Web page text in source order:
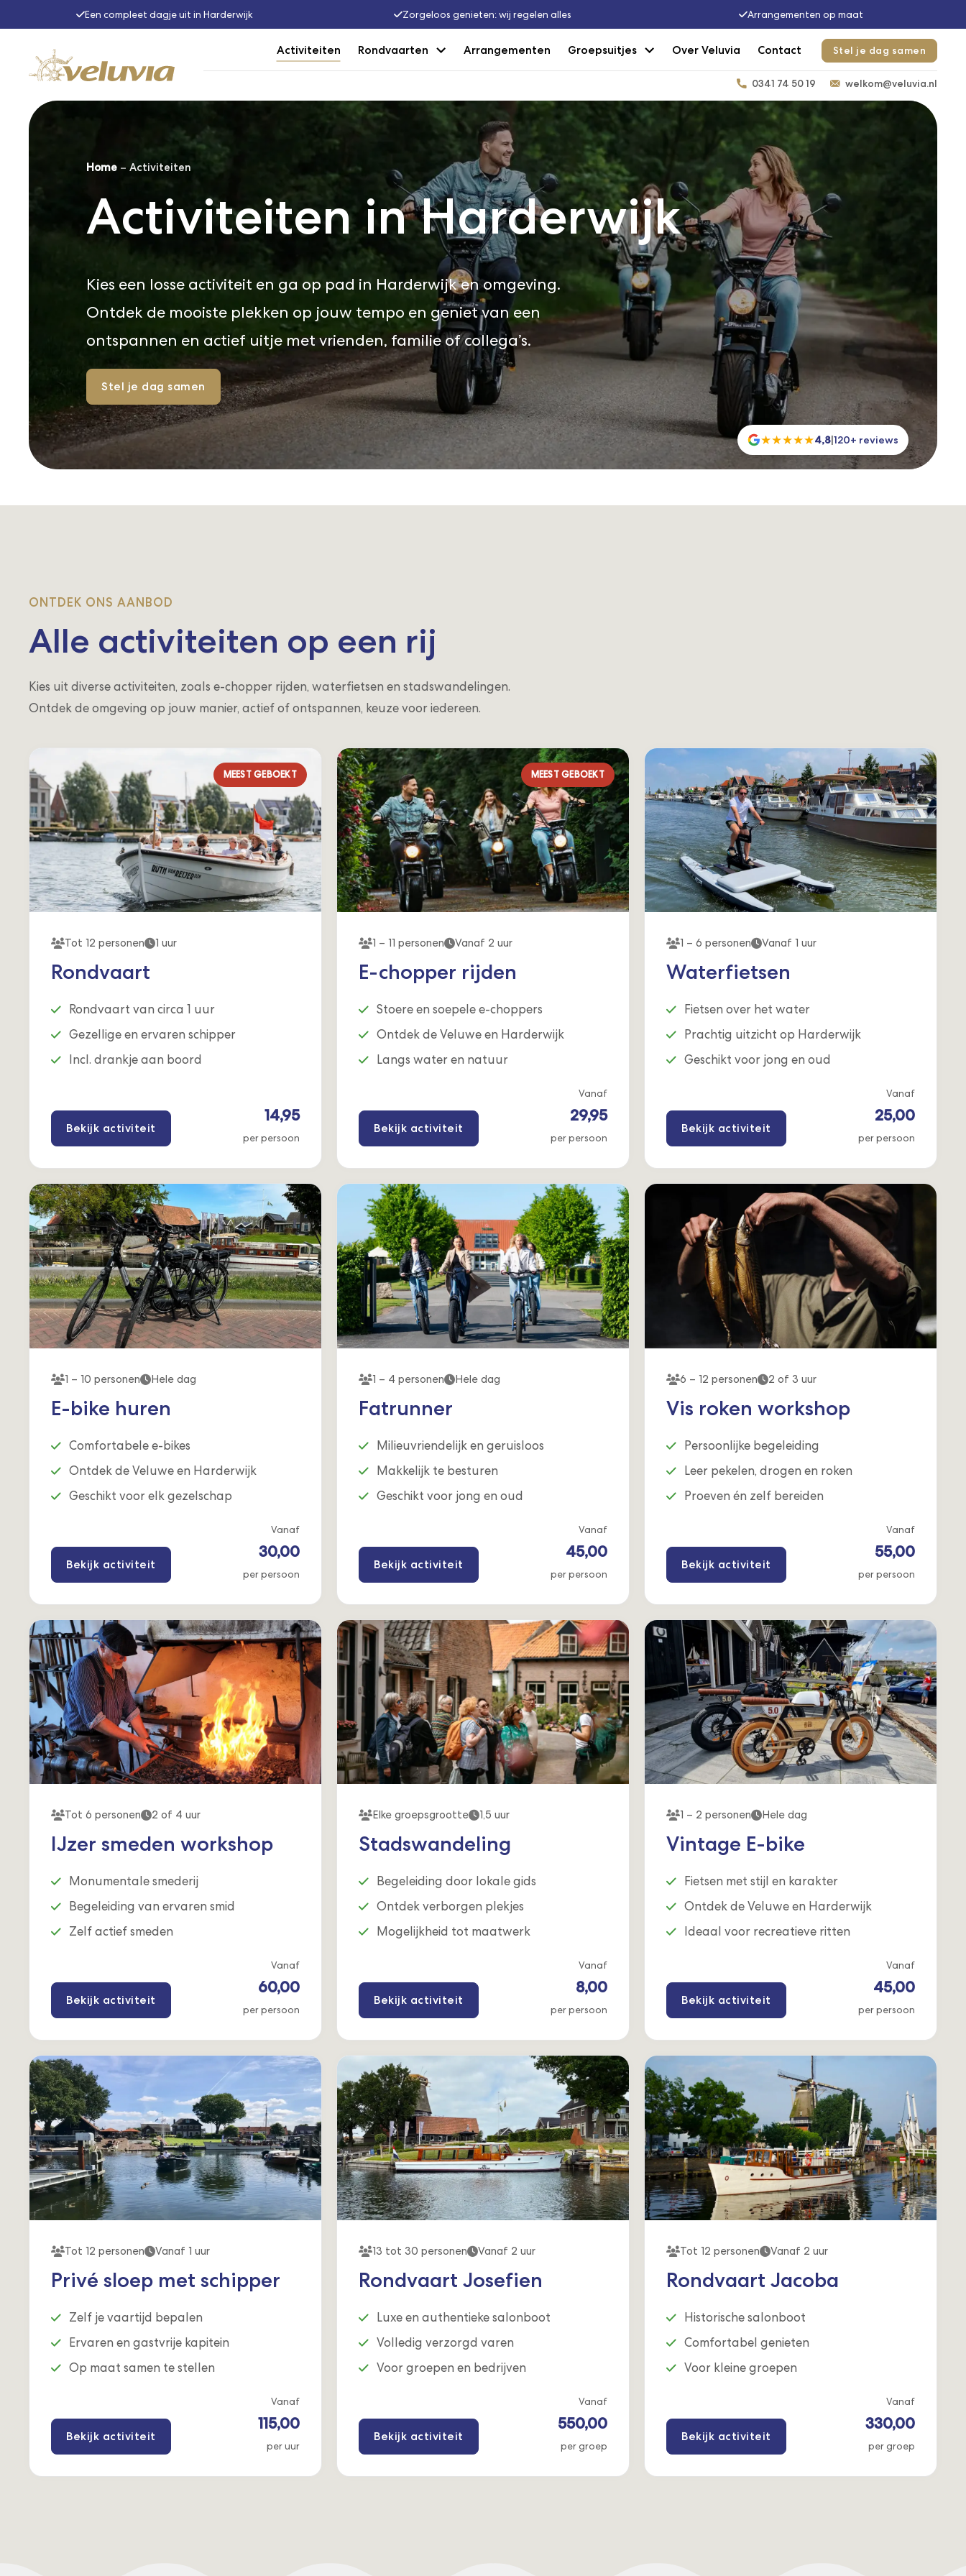
Een compleet dagje uit in Harderwijk Zorgeloos genieten: wij regelen alles Arrangementen op maat
Activiteiten Rondvaarten Arrangementen Groepsuitjes Over Veluvia Contact Stel je dag samen
0341 74 50 19 welkom@veluvia.nl
Home – Activiteiten
Activiteiten in Harderwijk
Kies een losse activiteit en ga op pad in Harderwijk en omgeving.
Ontdek de mooiste plekken op jouw tempo en geniet van een
ontspannen en actief uitje met vrienden, familie of collega’s.
Stel je dag samen
★★★★★4,8|120+ reviews
ONTDEK ONS AANBOD
Alle activiteiten op een rij
Kies uit diverse activiteiten, zoals e-chopper rijden, waterfietsen en stadswandelingen.
Ontdek de omgeving op jouw manier, actief of ontspannen, keuze voor iedereen.
MEEST GEBOEKT
Tot 12 personen 1 uur
Rondvaart
Rondvaart van circa 1 uur
Gezellige en ervaren schipper
Incl. drankje aan boord
Bekijk activiteit
14,95
per persoon
MEEST GEBOEKT
1 – 11 personen Vanaf 2 uur
E-chopper rijden
Stoere en soepele e-choppers
Ontdek de Veluwe en Harderwijk
Langs water en natuur
Bekijk activiteit
Vanaf
29,95
per persoon
1 – 6 personen Vanaf 1 uur
Waterfietsen
Fietsen over het water
Prachtig uitzicht op Harderwijk
Geschikt voor jong en oud
Bekijk activiteit
Vanaf
25,00
per persoon
1 – 10 personen Hele dag
E-bike huren
Comfortabele e-bikes
Ontdek de Veluwe en Harderwijk
Geschikt voor elk gezelschap
Bekijk activiteit
Vanaf
30,00
per persoon
1 – 4 personen Hele dag
Fatrunner
Milieuvriendelijk en geruisloos
Makkelijk te besturen
Geschikt voor jong en oud
Bekijk activiteit
Vanaf
45,00
per persoon
6 – 12 personen 2 of 3 uur
Vis roken workshop
Persoonlijke begeleiding
Leer pekelen, drogen en roken
Proeven én zelf bereiden
Bekijk activiteit
Vanaf
55,00
per persoon
Tot 6 personen 2 of 4 uur
IJzer smeden workshop
Monumentale smederij
Begeleiding van ervaren smid
Zelf actief smeden
Bekijk activiteit
Vanaf
60,00
per persoon
Elke groepsgrootte 1,5 uur
Stadswandeling
Begeleiding door lokale gids
Ontdek verborgen plekjes
Mogelijkheid tot maatwerk
Bekijk activiteit
Vanaf
8,00
per persoon
1 – 2 personen Hele dag
Vintage E-bike
Fietsen met stijl en karakter
Ontdek de Veluwe en Harderwijk
Ideaal voor recreatieve ritten
Bekijk activiteit
Vanaf
45,00
per persoon
Tot 12 personen Vanaf 1 uur
Privé sloep met schipper
Zelf je vaartijd bepalen
Ervaren en gastvrije kapitein
Op maat samen te stellen
Bekijk activiteit
Vanaf
115,00
per uur
13 tot 30 personen Vanaf 2 uur
Rondvaart Josefien
Luxe en authentieke salonboot
Volledig verzorgd varen
Voor groepen en bedrijven
Bekijk activiteit
Vanaf
550,00
per groep
Tot 12 personen Vanaf 2 uur
Rondvaart Jacoba
Historische salonboot
Comfortabel genieten
Voor kleine groepen
Bekijk activiteit
Vanaf
330,00
per groep